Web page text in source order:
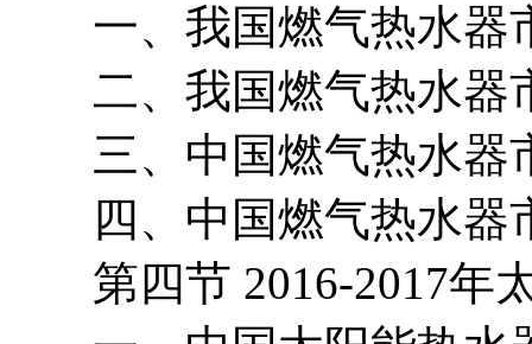
一、我国燃气热水器
二、我国燃气热水器
三、中国燃气热水器
四、中国燃气热水器
第四节 2016-2017年